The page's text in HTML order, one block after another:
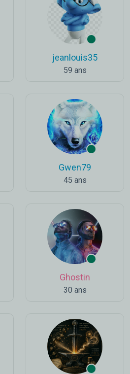
jeanlouis35
59 ans
Gwen79
45 ans
Ghostin
30 ans